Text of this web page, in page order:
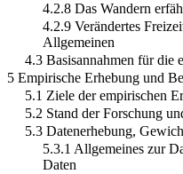
4.2.8 Das Wandern
4.2.9 Verändertes
Allgemeinen
4.3 Basisannahmen für die
5 Empirische Erhebung und
5.1 Ziele der empirischen
5.2 Stand der Forschung
5.3 Datenerhebung,
5.3.1 Allgemeines zur
Daten